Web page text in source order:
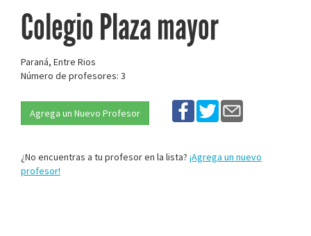
Colegio Plaza mayor
Paraná, Entre Rios
Número de profesores: 3
Agrega un Nuevo Profesor
¿No encuentras a tu profesor en la lista? ¡Agrega un nuevo
profesor!